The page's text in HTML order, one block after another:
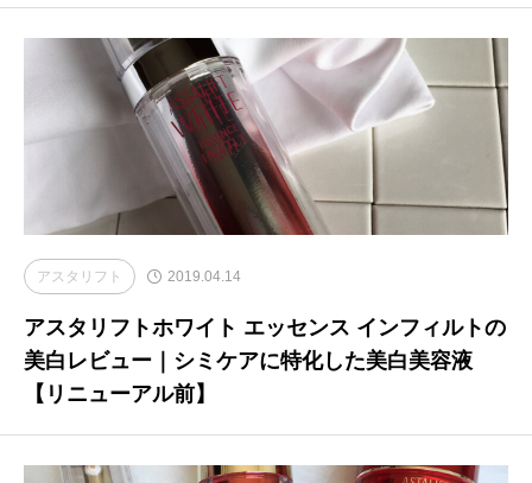
アスタリフト 2019.04.14
アスタリフトホワイト エッセンス インフィルトの
美白レビュー｜シミケアに特化した美白美容液
【リニューアル前】